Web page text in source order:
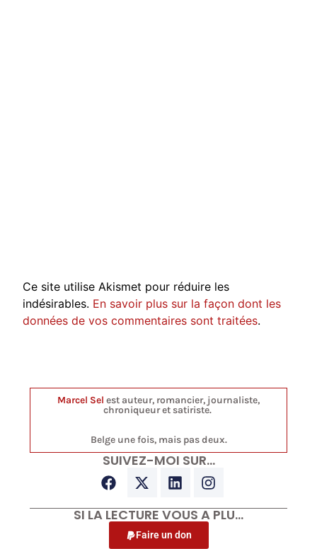
Ce site utilise Akismet pour réduire les
indésirables. En savoir plus sur la façon dont les
données de vos commentaires sont traitées.
Marcel Sel est auteur, romancier, journaliste,
chroniqueur et satiriste.
Belge une fois, mais pas deux.
SUIVEZ-MOI SUR…
SI LA LECTURE VOUS A PLU…
Faire un don